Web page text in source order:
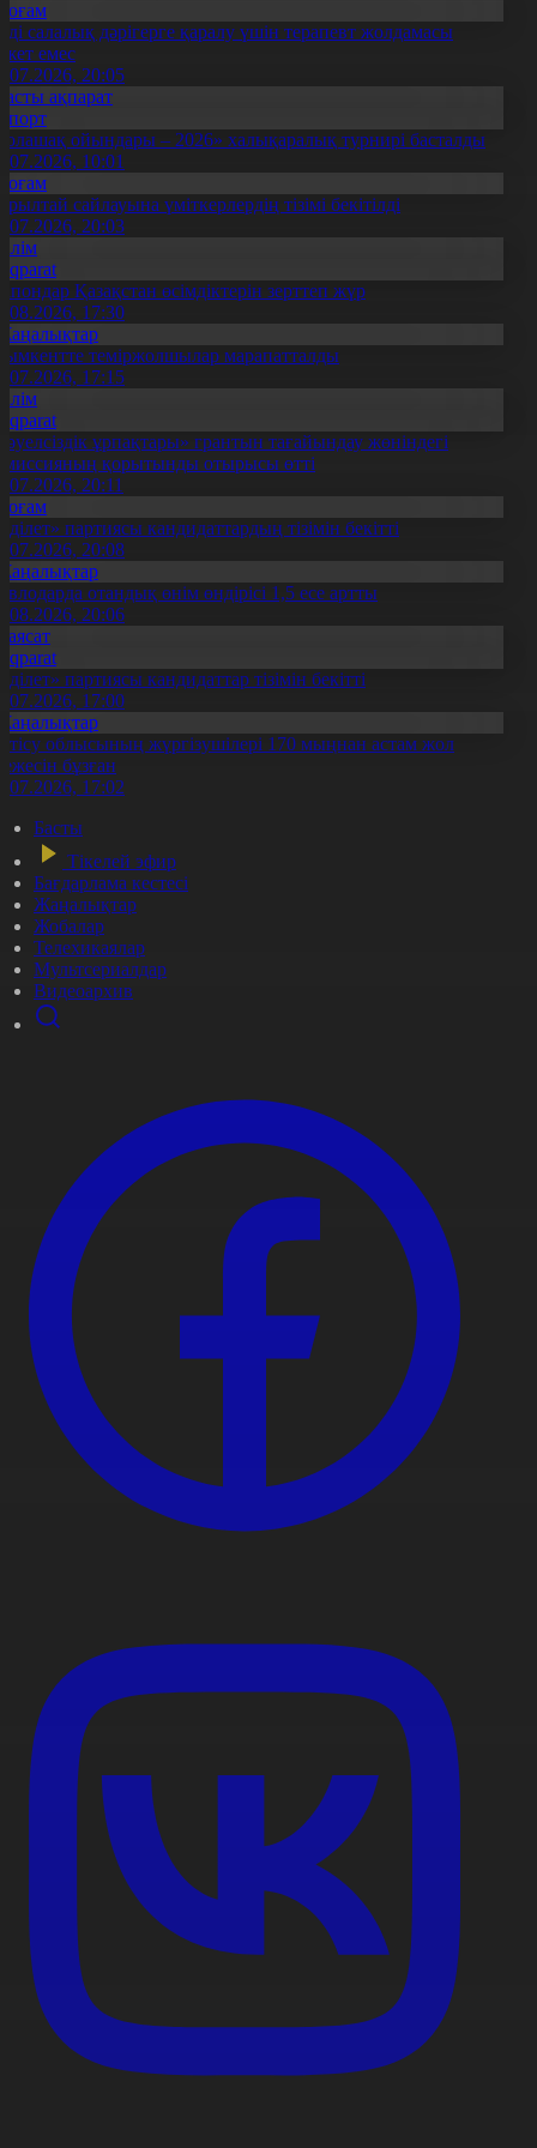
салалық дәрігерге қаралу үшін терапевт жолдамасы
емес
20:05
ақпарат
ойындары – 2026» халықаралық турнирі басталды
10:01
сайлауына үміткерлердің тізімі бекітілді
20:03
Қазақстан өсімдіктерін зерттеп жүр
17:30
теміржолшылар марапатталды
17:15
ұрпақтары» грантын тағайындау жөніндегі
қорытынды отырысы өтті
20:11
партиясы кандидаттардың тізімін бекітті
20:08
отандық өнім өндірісі 1,5 есе артты
20:06
партиясы кандидаттар тізімін бекітті
17:00
облысының жүргізушілері 170 мыңнан астам жол
бұзған
17:02
Басты
Тікелей эфир
Бағдарлама кестесі
Жаңалықтар
Жобалар
Телехикаялар
Мультсериалдар
Видеоархив